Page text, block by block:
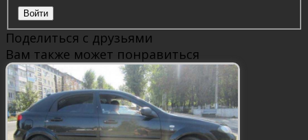
Войти
Поделиться с друзьями
Вам также может понравиться